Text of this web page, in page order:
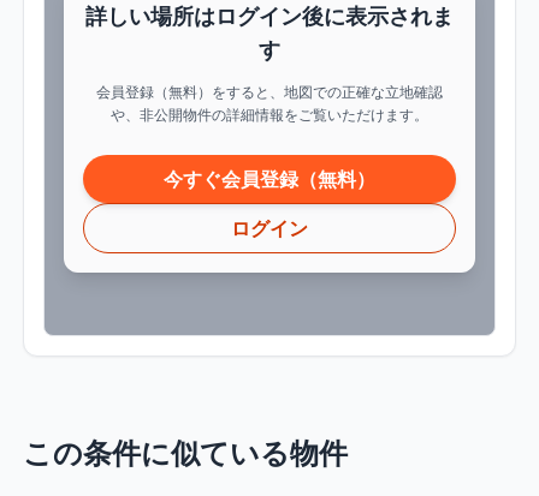
詳しい場所はログイン後に表示されま
す
会員登録（無料）をすると、地図での正確な立地確認
や、非公開物件の詳細情報をご覧いただけます。
今すぐ会員登録（無料）
ログイン
この条件に似ている物件